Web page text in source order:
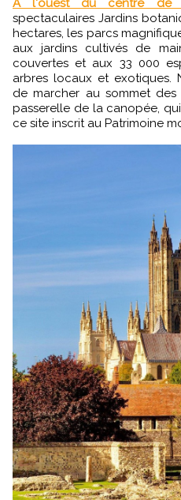
À l'ouest du centre de
spectaculaires Jardins
hectares, les parcs
aux jardins cultivés de
couvertes et aux 33 000
arbres locaux et exotiques.
de marcher au sommet
passerelle de la canopée,
ce site inscrit au Patrimoine